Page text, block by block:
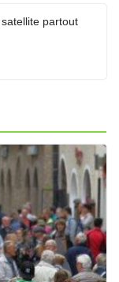
partout